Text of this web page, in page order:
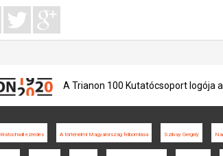
A Trianon 100 Kutatócsoport logója
Kratochwill ezredes A történelmi Magyarország felbomlása Szilvay Gergely